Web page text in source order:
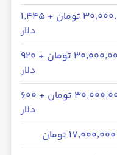
۳۰٬۰۰۰٬۰۰۰ تومان + ۱٬۴۴۵
دلار
۳۰٬۰۰۰٬۰۰۰ تومان + ۹۲۰
دلار
۳۰٬۰۰۰٬۰۰۰ تومان + ۶۰۰
دلار
۱۷٬۰۰۰٬۰۰۰ تومان